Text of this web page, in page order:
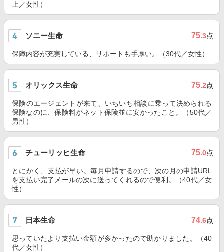
上／女性）
ソニー生命 75.3点
保障内容が充実している、サポートも手厚い。（30代／女性）
オリックス生命 75.2点
保険のエージェントが来て、いちいち相談に乗って決められる
保険なのに、保険料がネット保険並に安かったこと。（50代／
男性）
チューリッヒ生命 75.0点
とにかく、支払が早い。毎月申請するので、次の月の申請URL
を支払い完了メールの次に送ってくれるので便利。（40代／女
性）
日本生命 74.6点
思っていたより支払い金額が多かったので助かりました。（40
代／女性）